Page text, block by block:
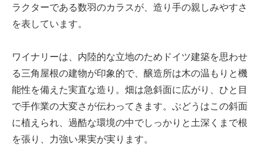
ラクターである数羽のカラスが、造り手の親しみやすさ
を表しています。
ワイナリーは、内陸的な立地のためドイツ建築を思わせ
る三角屋根の建物が印象的で、醸造所は木の温もりと機
能性を備えた実直な造り。畑は急斜面に広がり、ひと目
で手作業の大変さが伝わってきます。ぶどうはこの斜面
に植えられ、過酷な環境の中でしっかりと土深くまで根
を張り、力強い果実が実ります。